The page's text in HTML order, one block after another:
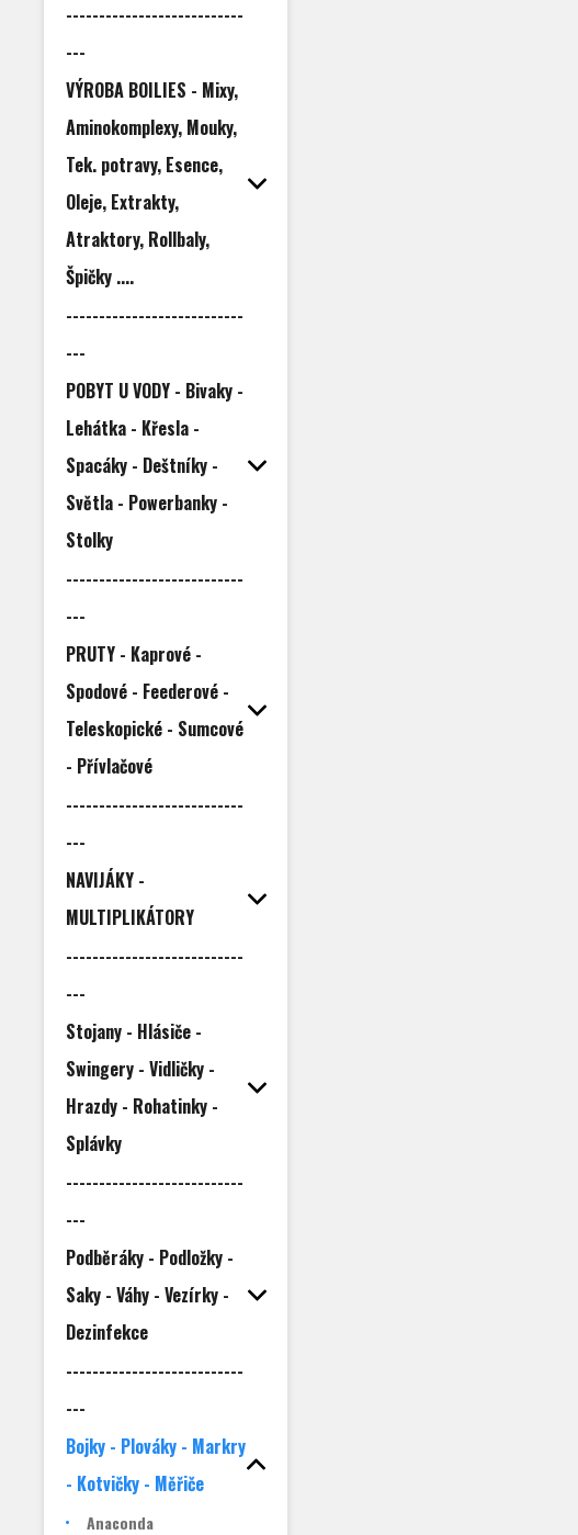
---------------------------
---
VÝROBA BOILIES - Mixy,
Aminokomplexy, Mouky,
Tek. potravy, Esence,
Oleje, Extrakty,
Atraktory, Rollbaly,
Špičky ....
---------------------------
---
POBYT U VODY - Bivaky -
Lehátka - Křesla -
Spacáky - Deštníky -
Světla - Powerbanky -
Stolky
---------------------------
---
PRUTY - Kaprové -
Spodové - Feederové -
Teleskopické - Sumcové
- Přívlačové
---------------------------
---
NAVIJÁKY -
MULTIPLIKÁTORY
---------------------------
---
Stojany - Hlásiče -
Swingery - Vidličky -
Hrazdy - Rohatinky -
Splávky
---------------------------
---
Podběráky - Podložky -
Saky - Váhy - Vezírky -
Dezinfekce
---------------------------
---
Bojky - Plováky - Markry
- Kotvičky - Měřiče
Anaconda